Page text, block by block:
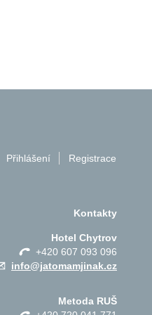
Přihlášení Registrace
Kontakty
Hotel Chytrov
+420 607 093 096
info@jatomamjinak.cz
Metoda RUŠ